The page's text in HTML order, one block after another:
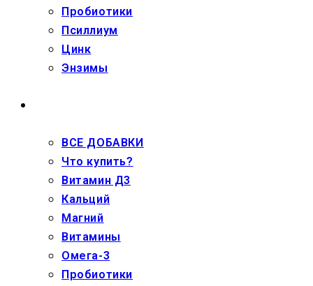
Пробиотики
Псиллиум
Цинк
Энзимы
ВСЕ ДОБАВКИ
Что купить?
Витамин Д3
Кальций
Магний
Витамины
Омега-3
Пробиотики